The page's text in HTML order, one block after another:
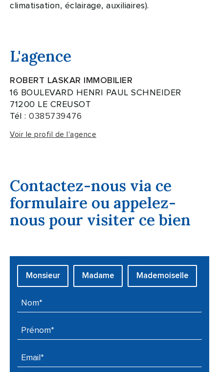
climatisation, éclairage, auxiliaires).
L'agence
ROBERT LASKAR IMMOBILIER
16 BOULEVARD HENRI PAUL SCHNEIDER
71200 LE CREUSOT
Tél : 0385739476
Voir le profil de l'agence
Contactez-nous via ce
formulaire ou appelez-
nous pour visiter ce bien
Civilité :
Monsieur Madame Mademoiselle
Nom* :
Prénom* :
Email* :